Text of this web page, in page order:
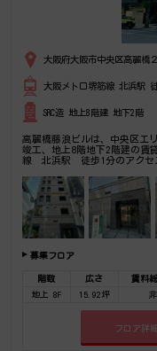
大阪府大阪市中央区高麗橋
大阪メトロ堺筋線 北浜駅
SRC造 地上8階建 地下2階
高麗橋藤浪ビルは、中央区エ
竣工、地上8階地下2階建の賃
線 北浜駅 徒歩1分のアクセ
募集フロア
階数 広さ 賃料
地上 8F
15.92坪
フロア詳細